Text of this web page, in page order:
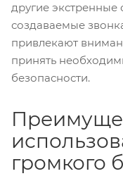
другие экстренные
создаваемые
привлекают
принять
безопасности.
громкого